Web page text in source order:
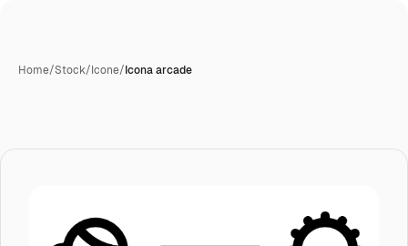
Home/Stock/Icone/Icona arcade